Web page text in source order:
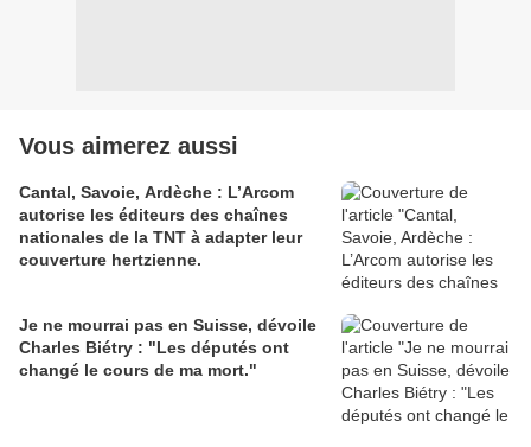
Vous aimerez aussi
Cantal, Savoie, Ardèche : L’Arcom
autorise les éditeurs des chaînes
nationales de la TNT à adapter leur
couverture hertzienne.
Je ne mourrai pas en Suisse, dévoile
Charles Biétry : "Les députés ont
changé le cours de ma mort."